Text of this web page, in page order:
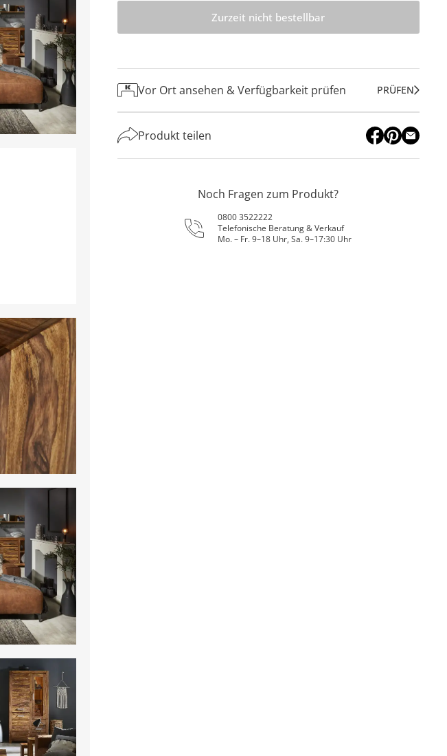
Zurzeit nicht bestellbar
Vor Ort ansehen & Verfügbarkeit prüfen PRÜFEN
Produkt teilen
Noch Fragen zum Produkt?
0800 3522222
Telefonische Beratung & Verkauf
Mo. – Fr. 9–18 Uhr, Sa. 9–17:30 Uhr